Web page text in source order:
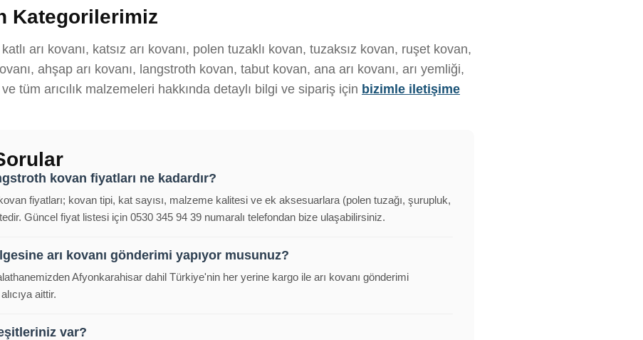
Kategorilerimiz
arı kovanı, katsız arı kovanı, polen tuzaklı kovan, tuzaksız kovan, ruşet kovan,
ahşap arı kovanı, langstroth kovan, tabut kovan, ana arı kovanı, arı yemliği,
ve tüm arıcılık malzemeleri hakkında detaylı bilgi ve sipariş için bizimle iletişime
kovan fiyatları ne kadardır?
fiyatları; kovan tipi, kat sayısı, malzeme kalitesi ve ek aksesuarlara (polen tuzağı, şurupluk,
Güncel fiyat listesi için 0530 345 94 39 numaralı telefondan bize ulaşabilirsiniz.
arı kovanı gönderimi yapıyor musunuz?
Afyonkarahisar dahil Türkiye'nin her yerine kargo ile arı kovanı gönderimi
aittir.
var?